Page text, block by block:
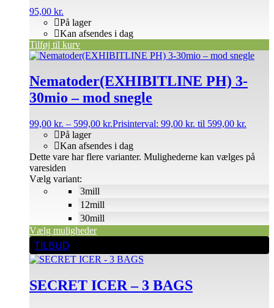
95,00 kr.
På lager
Kan afsendes i dag
Tilføj til kurv
Nematoder(EXHIBITLINE PH) 3-
30mio – mod snegle
99,00 kr. – 599,00 kr.Prisinterval: 99,00 kr. til 599,00 kr.
På lager
Kan afsendes i dag
Vælg variant:
Vælg muligheder
Dette vare har flere varianter. Mulighederne kan vælges på
varesiden
3mill
12mill
30mill
TILBUD
SECRET ICER – 3 BAGS